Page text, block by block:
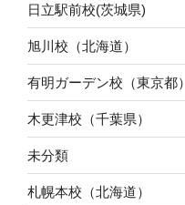
日立駅前校(茨城県)
旭川校（北海道）
有明ガーデン校（東京都）
木更津校（千葉県）
未分類
札幌本校（北海道）